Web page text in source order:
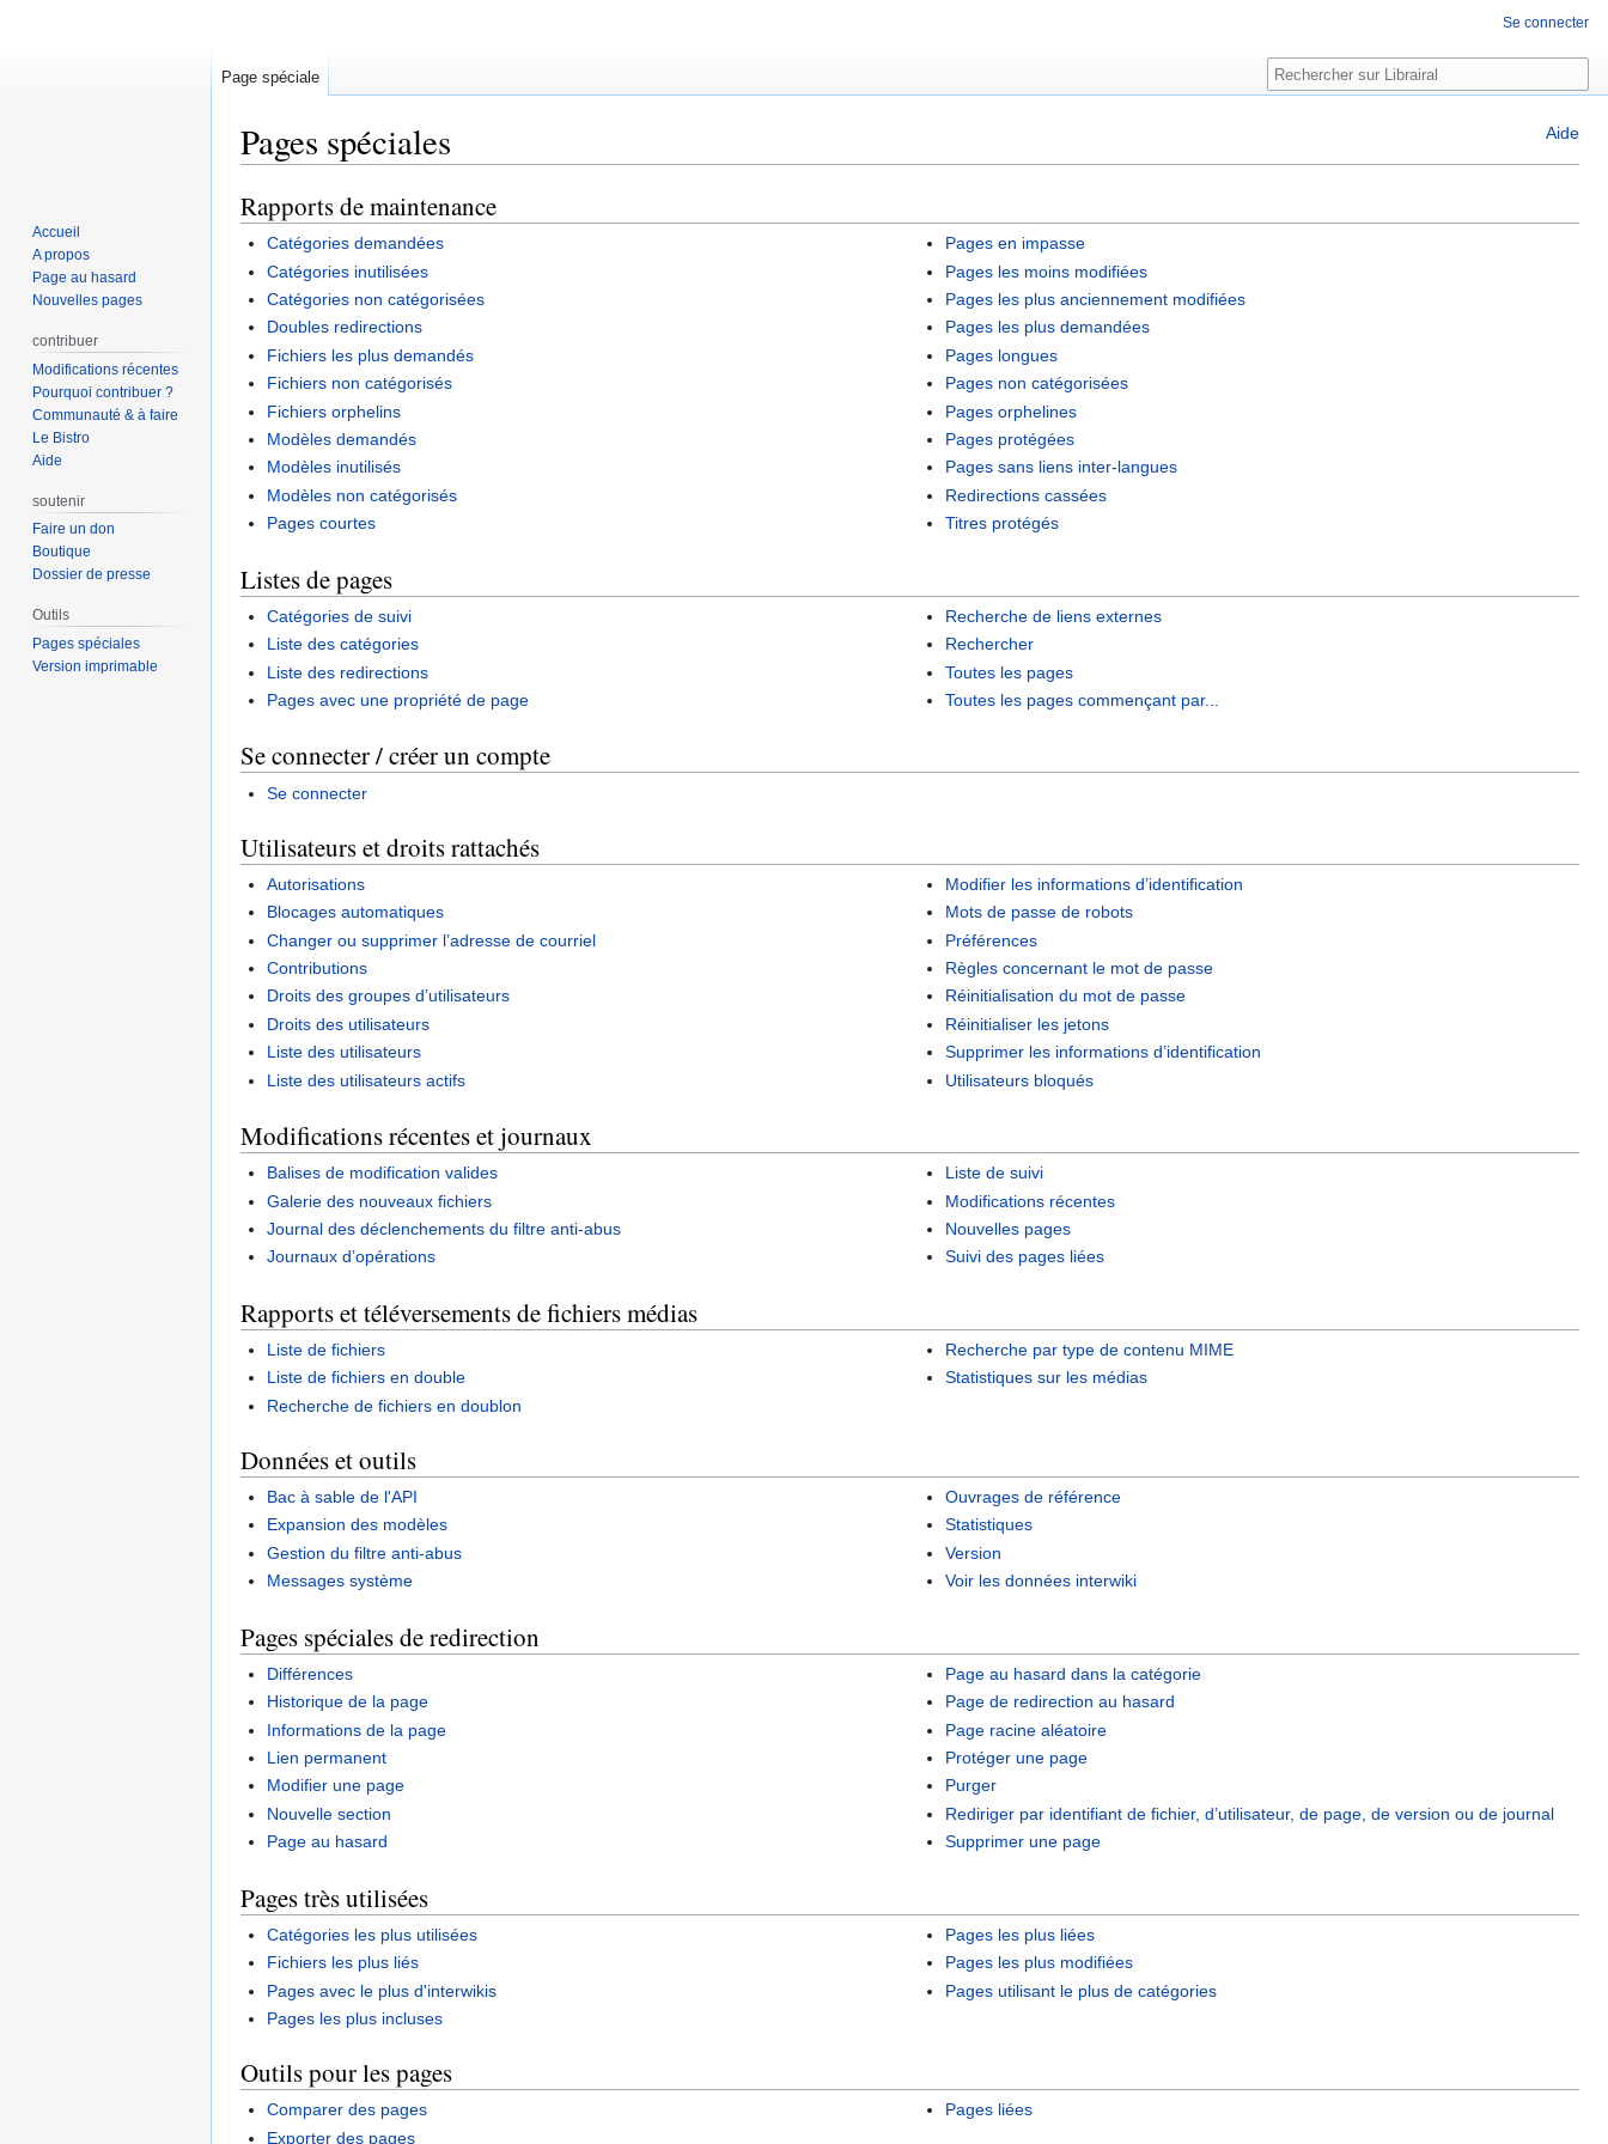
Aide
Pages spéciales
Aller
à
navigation
Aller
à
recherche
Rapports de maintenance
Catégories demandées
Catégories inutilisées
Catégories non catégorisées
Doubles redirections
Fichiers les plus demandés
Fichiers non catégorisés
Fichiers orphelins
Modèles demandés
Modèles inutilisés
Modèles non catégorisés
Pages courtes
Pages en impasse
Pages les moins modifiées
Pages les plus anciennement modifiées
Pages les plus demandées
Pages longues
Pages non catégorisées
Pages orphelines
Pages protégées
Pages sans liens inter-langues
Redirections cassées
Titres protégés
Listes de pages
Catégories de suivi
Liste des catégories
Liste des redirections
Pages avec une propriété de page
Recherche de liens externes
Rechercher
Toutes les pages
Toutes les pages commençant par...
Se connecter / créer un compte
Se connecter
Utilisateurs et droits rattachés
Autorisations
Blocages automatiques
Changer ou supprimer l’adresse de courriel
Contributions
Droits des groupes d’utilisateurs
Droits des utilisateurs
Liste des utilisateurs
Liste des utilisateurs actifs
Modifier les informations d’identification
Mots de passe de robots
Préférences
Règles concernant le mot de passe
Réinitialisation du mot de passe
Réinitialiser les jetons
Supprimer les informations d’identification
Utilisateurs bloqués
Modifications récentes et journaux
Balises de modification valides
Galerie des nouveaux fichiers
Journal des déclenchements du filtre anti-abus
Journaux d’opérations
Liste de suivi
Modifications récentes
Nouvelles pages
Suivi des pages liées
Rapports et téléversements de fichiers médias
Liste de fichiers
Liste de fichiers en double
Recherche de fichiers en doublon
Recherche par type de contenu MIME
Statistiques sur les médias
Données et outils
Bac à sable de l'API
Expansion des modèles
Gestion du filtre anti-abus
Messages système
Ouvrages de référence
Statistiques
Version
Voir les données interwiki
Pages spéciales de redirection
Différences
Historique de la page
Informations de la page
Lien permanent
Modifier une page
Nouvelle section
Page au hasard
Page au hasard dans la catégorie
Page de redirection au hasard
Page racine aléatoire
Protéger une page
Purger
Rediriger par identifiant de fichier, d’utilisateur, de page, de version ou de journal
Supprimer une page
Pages très utilisées
Catégories les plus utilisées
Fichiers les plus liés
Pages avec le plus d'interwikis
Pages les plus incluses
Pages les plus liées
Pages les plus modifiées
Pages utilisant le plus de catégories
Outils pour les pages
Comparer des pages
Exporter des pages
Pages liées
Se connecter
Page spéciale Rechercher
Accueil
A propos
Page au hasard
Nouvelles pages
contribuer
Modifications récentes
Pourquoi contribuer ?
Communauté & à faire
Le Bistro
Aide
soutenir
Faire un don
Boutique
Dossier de presse
Outils
Pages spéciales
Version imprimable